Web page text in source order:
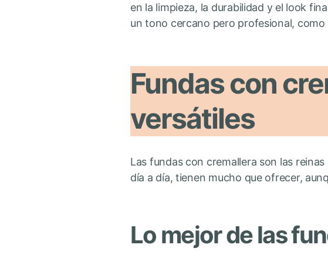
en la limpieza, la durabilidad y el look
un tono cercano pero profesional,
Fundas con
versátiles
Las fundas con cremallera son las
día a día, tienen mucho que ofrecer,
Lo mejor de las